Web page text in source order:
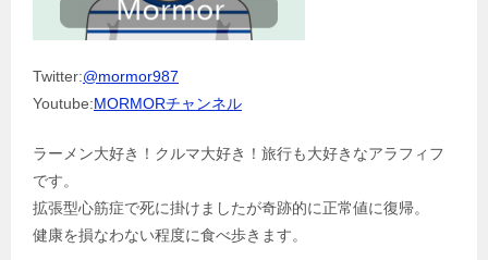
Twitter:@mormor987
Youtube:MORMORチャンネル
ラーメン大好き！クルマ大好き！旅行も大好きなアラフィフ
です。
拡張型心筋症で死に掛けましたが奇跡的に正常値に復帰。
健康を損なわない程度に食べ歩きます。